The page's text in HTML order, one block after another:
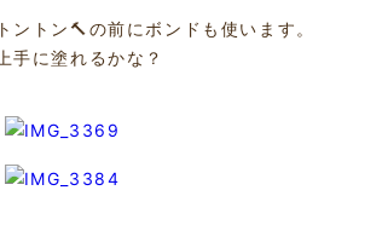
トントン🔨の前にボンドも使います。
上手に塗れるかな？